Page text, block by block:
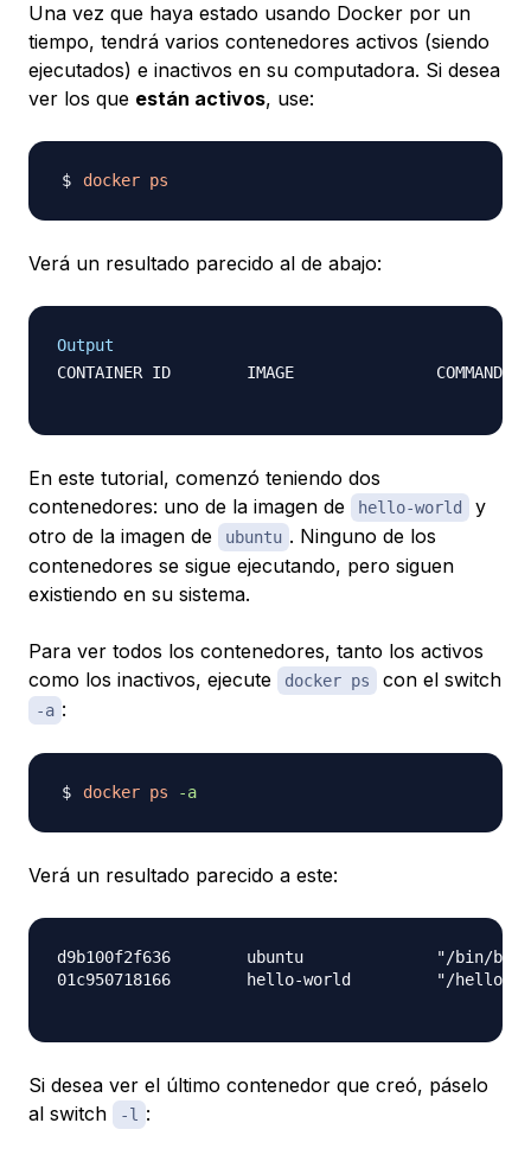
Una vez que haya estado usando Docker por un
tiempo, tendrá varios contenedores activos (siendo
ejecutados) e inactivos en su computadora. Si desea
ver los que están activos, use:
docker ps
Verá un resultado parecido al de abajo:
Output
CONTAINER ID        IMAGE
En este tutorial, comenzó teniendo dos
contenedores: uno de la imagen de
hello-world
y
otro de la imagen de
ubuntu . Ninguno de los
contenedores se sigue ejecutando, pero siguen
existiendo en su sistema.
Para ver todos los contenedores, tanto los activos
como los inactivos, ejecute
docker ps con el switch
-a :
docker ps -a
Verá un resultado parecido a este:
d9b100f2f636        ubuntu              "/bin/
01c950718166        hello-world         "/
Si desea ver el último contenedor que creó, páselo
al switch
-l :